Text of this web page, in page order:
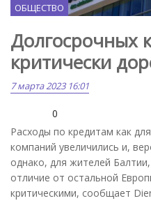
ОБЩЕСТВО
Долгосрочных
критически
7 марта 2023 16:01
0
Расходы по кредитам как
компаний увеличились и,
однако, для жителей
отличие от остальной
критическими, сообщает